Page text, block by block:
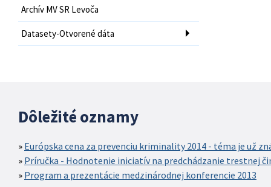
Archív MV SR Levoča
Datasety-Otvorené dáta
Dôležité oznamy
Európska cena za prevenciu kriminality 2014 - téma je už
Príručka - Hodnotenie iniciatív na predchádzanie trestnej
Program a prezentácie medzinárodnej konferencie 2013